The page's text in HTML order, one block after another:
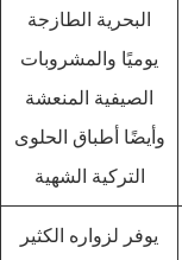
البحرية الطازجة
يوميًا والمشروبات
الصيفية المنعشة
وأيضًا أطباق الحلوى
التركية الشهية
يوفر لزواره الكثير